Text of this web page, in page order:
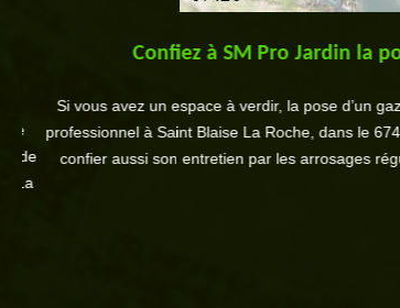
Confiez à SM Pro Jardin la
Si vous avez un espace à verdir, la pose d’un
professionnel à Saint Blaise La Roche, dans le
confier aussi son entretien par les arrosages